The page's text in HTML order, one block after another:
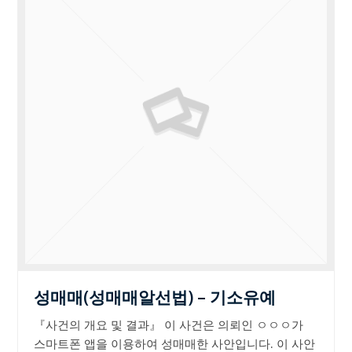
성매매(성매매알선법) – 기소유예
『사건의 개요 및 결과』 이 사건은 의뢰인 ㅇㅇㅇ가
스마트폰 앱을 이용하여 성매매한 사안입니다. 이 사안